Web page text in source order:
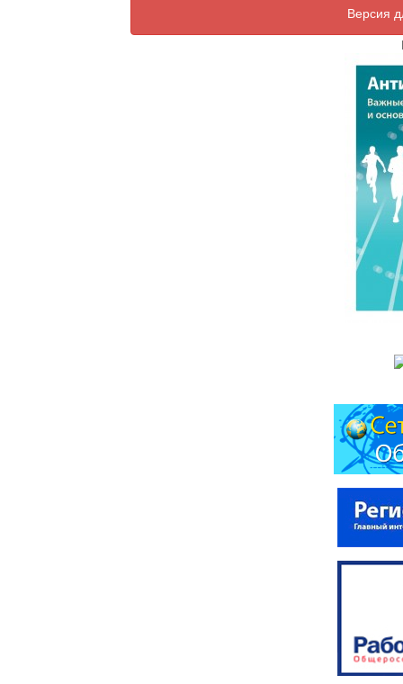
Версия